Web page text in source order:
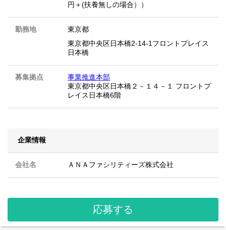
円＋(扶養無しの場合））
勤務地
東京都
東京都中央区日本橋2-14-1フロントプレイス
日本橋
募集拠点
事業推進本部
東京都中央区日本橋２－１４－１ フロントプ
レイス日本橋6階
企業情報
会社名 ＡＮＡファシリティーズ株式会社
応募する